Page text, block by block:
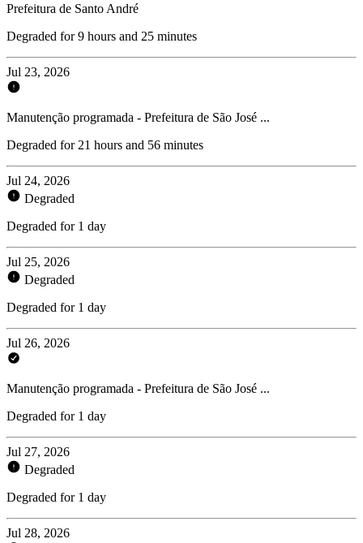
Prefeitura de Santo André
Degraded for 9 hours and 25 minutes
Jul 23, 2026
Manutenção programada - Prefeitura de São José ...
Degraded for 21 hours and 56 minutes
Jul 24, 2026
Degraded
Degraded for 1 day
Jul 25, 2026
Degraded
Degraded for 1 day
Jul 26, 2026
Manutenção programada - Prefeitura de São José ...
Degraded for 1 day
Jul 27, 2026
Degraded
Degraded for 1 day
Jul 28, 2026